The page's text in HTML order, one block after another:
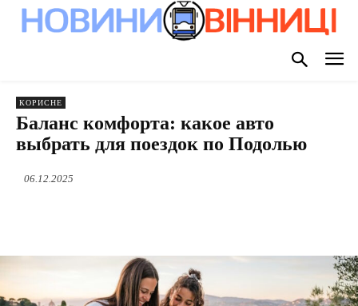
КОРИСНЕ
Баланс комфорта: какое авто
выбрать для поездок по Подолью
06.12.2025